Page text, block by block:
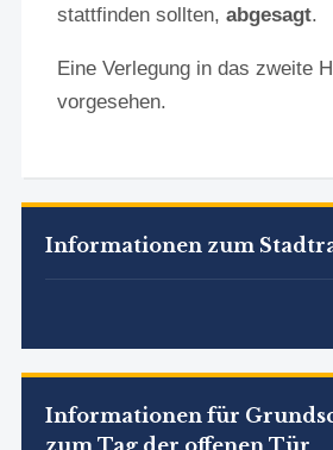
stattfinden sollten, abgesagt.
Eine Verlegung in das zweite
vorgesehen.
Informationen zum
Informationen für
zum Tag der offenen Tür